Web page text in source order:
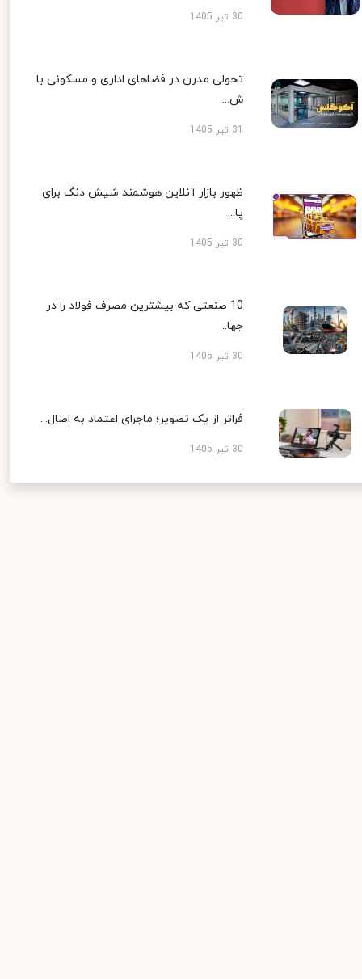
30 تیر 1405
تحولی مدرن در فضاهای اداری و مسکونی با
ش...
ظهور بازار آنلاین هوشمند شیش دنگ برای
پا...
30 تیر 1405
10 صنعتی که بیشترین مصرف فولاد را در
جها...
30 تیر 1405
فراتر از یک تصویر؛ ماجرای اعتماد به اصال...
30 تیر 1405